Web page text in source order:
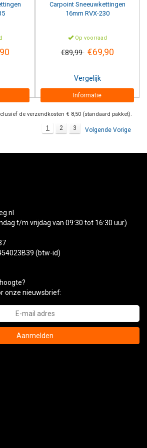
CarpointSneeuwkettingen
16mm RVX-230
Op voorraad
€89,99 €69,90
Vergelijk
Informatie
de verzendkosten € 8,50 (standaard pakket).
1 2 3 Volgende Vorige
t/m vrijdag van 09:30 tot 16:30 uur)
(btw-id)
onze nieuwsbrief:
Aanmelden